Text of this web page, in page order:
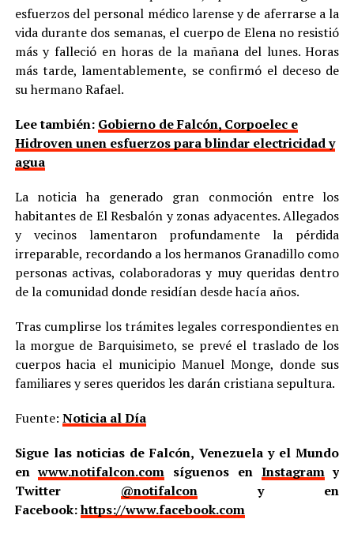
esfuerzos del personal médico larense y de aferrarse a la
vida durante dos semanas, el cuerpo de Elena no resistió
más y falleció en horas de la mañana del lunes. Horas
más tarde, lamentablemente, se confirmó el deceso de
su hermano Rafael.
Lee también: Gobierno de Falcón, Corpoelec e
Hidroven unen esfuerzos para blindar electricidad y
agua
La noticia ha generado gran conmoción entre los
habitantes de El Resbalón y zonas adyacentes. Allegados
y vecinos lamentaron profundamente la pérdida
irreparable, recordando a los hermanos Granadillo como
personas activas, colaboradoras y muy queridas dentro
de la comunidad donde residían desde hacía años.
Tras cumplirse los trámites legales correspondientes en
la morgue de Barquisimeto, se prevé el traslado de los
cuerpos hacia el municipio Manuel Monge, donde sus
familiares y seres queridos les darán cristiana sepultura.
Fuente: Noticia al Día
Sigue las noticias de Falcón, Venezuela y el Mundo
enwww.notifalcon.com síguenos en Instagramy
Twitter @notifalcony en
Facebook:https://www.facebook.com